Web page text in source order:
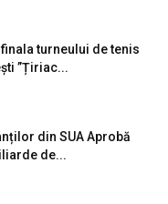
turneului de tenis
”Țiriac...
din SUA Aprobă
de...